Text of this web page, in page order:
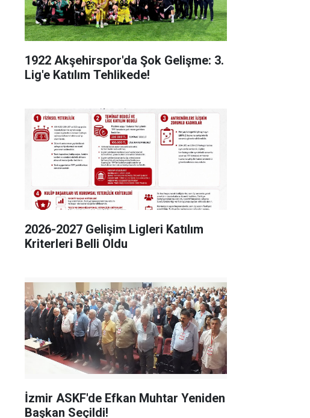
1922 Akşehirspor'da Şok Gelişme: 3.
Lig'e Katılım Tehlikede!
2026-2027 Gelişim Ligleri Katılım
Kriterleri Belli Oldu
İzmir ASKF'de Efkan Muhtar Yeniden
Başkan Seçildi!